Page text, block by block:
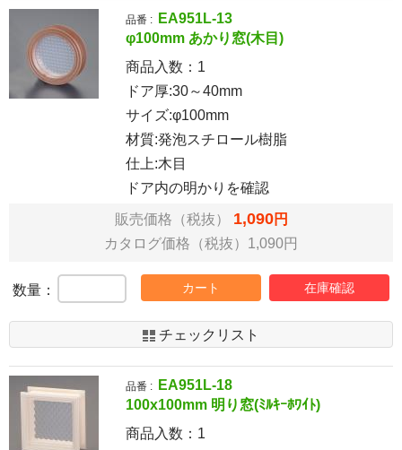
品番 :
EA951L-13
φ100mm あかり窓(木目)
商品入数： 1
ドア厚:30～40mm
サイズ:φ100mm
材質:発泡スチロール樹脂
仕上:木目
ドア内の明かりを確認
販売価格（税抜） 1,090円
カタログ価格（税抜）1,090円
数量： カート 在庫確認
チェックリスト
品番 :
EA951L-18
100x100mm 明り窓(ﾐﾙｷｰﾎﾜｲﾄ)
商品入数： 1